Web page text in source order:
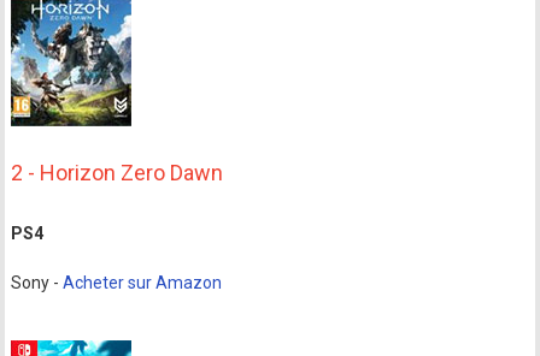
2 - Horizon Zero Dawn
PS4
Sony -Acheter sur Amazon